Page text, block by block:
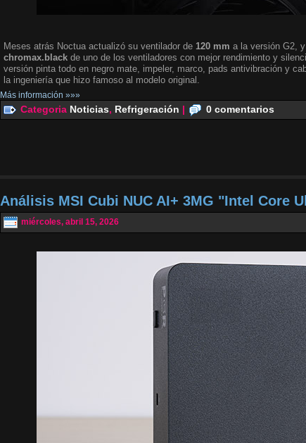
Meses atrás Noctua actualizó su ventilador de 120 mm a la versión G2,
chromax.black de uno de los ventiladores con mejor rendimiento y
versión pinta todo en negro mate, impeler, marco, pads antivibración y
la ingeniería que hizo famoso al modelo original.
Más información »»»
Categoria Noticias, Refrigeración | 0 comentarios
Análisis MSI Cubi NUC AI+ 3MG "Intel Core
miércoles, abril 15, 2026